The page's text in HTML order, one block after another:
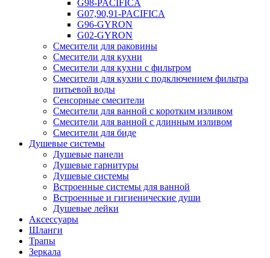
G98-PACIFICA
G07,90,91-PACIFICA
G96-GYRON
G02-GYRON
Смесители для раковины
Смесители для кухни
Смесители для кухни с фильтром
Смесители для кухни с подключением фильтра
питьевой воды
Сенсорные смесители
Смесители для ванной с коротким изливом
Смесители для ванной с длинным изливом
Смесители для биде
Душевые системы
Душевые панели
Душевые гарнитуры
Душевые системы
Встроенные системы для ванной
Встроенные и гигиенические души
Душевые лейки
Аксессуары
Шланги
Трапы
Зеркала